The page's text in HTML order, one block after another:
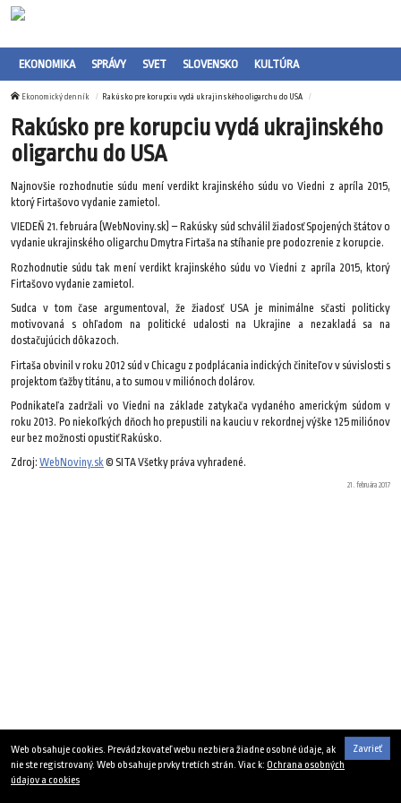
EKONOMIKA SPRÁVY SVET SLOVENSKO KULTÚRA
Ekonomický denník Rakúsko pre korupciu vydá ukrajinského oligarchu do USA
Rakúsko pre korupciu vydá ukrajinského
oligarchu do USA
Najnovšie rozhodnutie súdu mení verdikt krajinského súdu vo Viedni z apríla 2015,
ktorý Firtašovo vydanie zamietol.
VIEDEŇ 21. februára (WebNoviny.sk) – Rakúsky súd schválil žiadosť Spojených štátov o
vydanie ukrajinského oligarchu Dmytra Firtaša na stíhanie pre podozrenie z korupcie.
Rozhodnutie súdu tak mení verdikt krajinského súdu vo Viedni z apríla 2015, ktorý
Firtašovo vydanie zamietol.
Sudca v tom čase argumentoval, že žiadosť USA je minimálne sčasti politicky
motivovaná s ohľadom na politické udalosti na Ukrajine a nezakladá sa na
dostačujúcich dôkazoch.
Firtaša obvinil v roku 2012 súd v Chicagu z podplácania indických činiteľov v súvislosti s
projektom ťažby titánu, a to sumou v miliónoch dolárov.
Podnikateľa zadržali vo Viedni na základe zatykača vydaného americkým súdom v
roku 2013. Po niekoľkých dňoch ho prepustili na kauciu v rekordnej výške 125 miliónov
eur bez možnosti opustiť Rakúsko.
Zdroj: WebNoviny.sk© SITA Všetky práva vyhradené.
21. februára 2017
Zavrieť
Web obsahuje cookies. Prevádzkovateľ webu nezbiera žiadne osobné údaje, ak
nie ste registrovaný. Web obsahuje prvky tretích strán. Viac k: Ochrana osobných
údajov a cookies